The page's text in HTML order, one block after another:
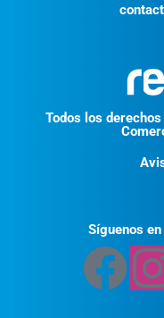
Todos los
Síguenos